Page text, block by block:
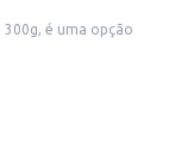
é uma opção
consumido puro,